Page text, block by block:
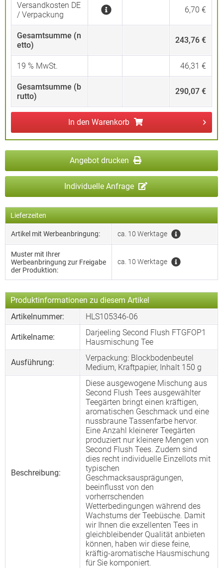
Versandkosten DE
/ Verpackung
6,70 €
Gesamtsumme (n
etto)
243,76 €
19 % MwSt. 46,31 €
Gesamtsumme (b
rutto)
290,07 €
In den Warenkorb
Angebot drucken
Individuelle Anfrage
Lieferzeiten
Artikel mit Werbeanbringung: ca. 10 Werktage
Muster mit Ihrer
Werbeanbringung zur Freigabe
der Produktion:
ca. 10 Werktage
Produktinformationen zu diesem Artikel
Artikelnummer:
HLS105346-06
Artikelname:
Darjeeling Second Flush FTGFOP1
Hausmischung Tee
Ausführung:
Verpackung: Blockbodenbeutel
Medium, Kraftpapier, Inhalt 150 g
Beschreibung:
Diese ausgewogene Mischung aus
Second Flush Tees ausgewählter
Teegärten bringt einen kräftigen,
aromatischen Geschmack und eine
nussbraune Tassenfarbe hervor.
Eine Anzahl kleinerer Teegärten
produziert nur kleinere Mengen von
Second Flush Tees. Zudem sind
dies recht individuelle Einzellots mit
typischen
Geschmacksausprägungen,
beeinflusst von den
vorherrschenden
Wetterbedingungen während des
Wachstums der Teebüsche. Damit
wir Ihnen die exzellenten Tees in
gleichbleibender Qualität anbieten
können, haben wir diese feine,
kräftig-aromatische Hausmischung
für Sie komponiert.